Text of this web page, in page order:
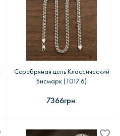
Серебряная цепь Классический
Бисмарк (1017.6)
7366грн.